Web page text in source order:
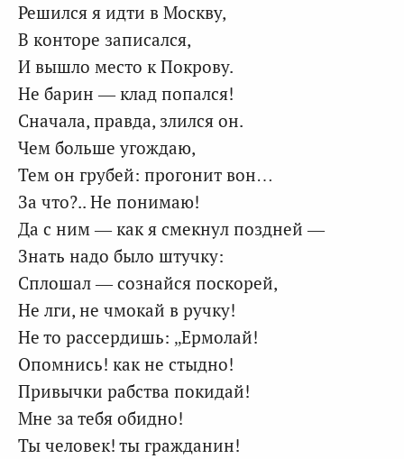
Решился я идти в Москву,
В конторе записался,
И вышло место к Покрову.
Не барин — клад попался!
Сначала, правда, злился он.
Чем больше угождаю,
Тем он грубей: прогонит вон…
За что?.. Не понимаю!
Да с ним — как я смекнул поздней —
Знать надо было штучку:
Сплошал — сознайся поскорей,
Не лги, не чмокай в ручку!
Не то рассердишь: „Ермолай!
Опомнись! как не стыдно!
Привычки рабства покидай!
Мне за тебя обидно!
Ты человек! ты гражданин!